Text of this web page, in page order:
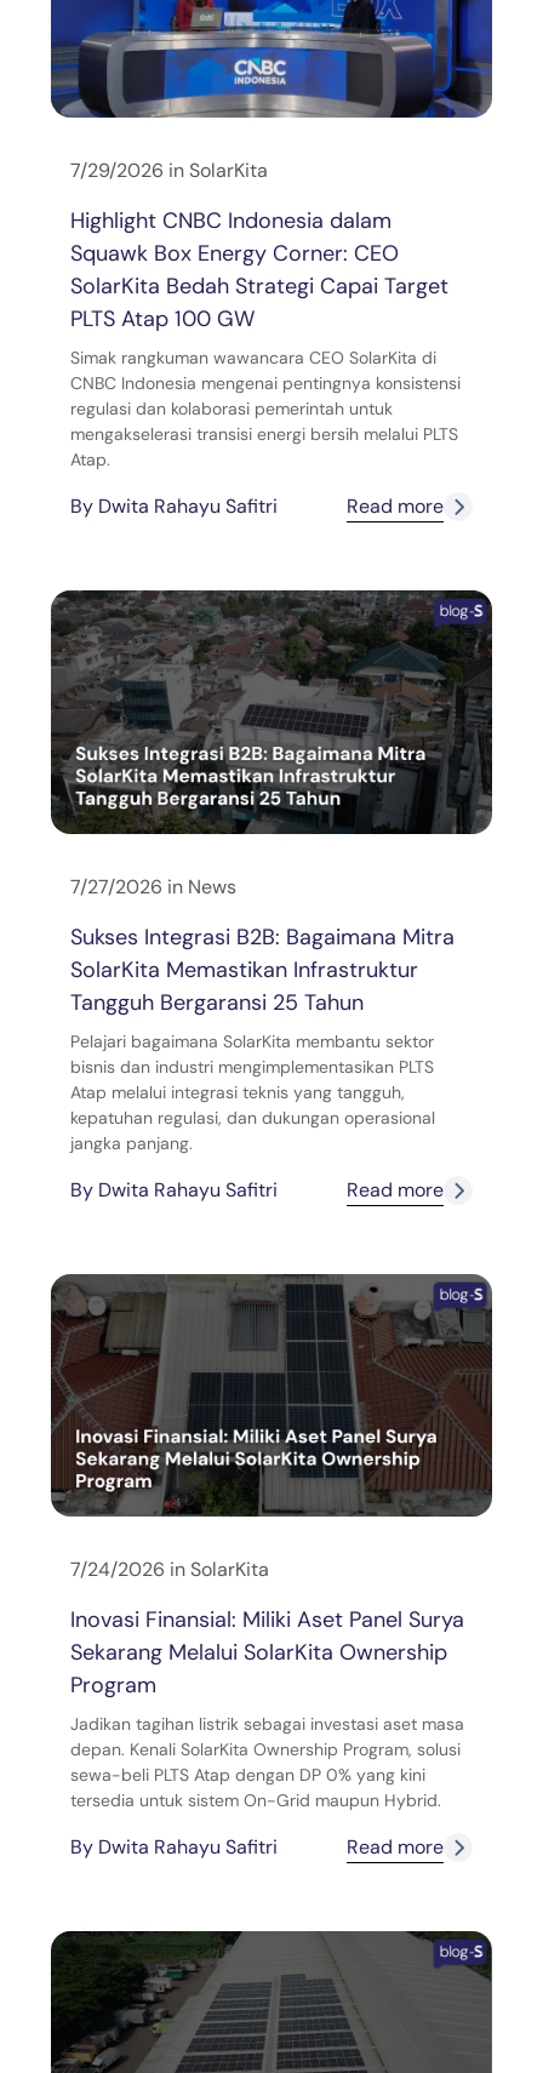
7/29/2026 inSolarKita
Highlight CNBC Indonesia dalam
Squawk Box Energy Corner: CEO
SolarKita Bedah Strategi Capai Target
PLTS Atap 100 GW
Simak rangkuman wawancara CEO SolarKita di
CNBC Indonesia mengenai pentingnya konsistensi
regulasi dan kolaborasi pemerintah untuk
mengakselerasi transisi energi bersih melalui PLTS
Atap.
By Dwita Rahayu Safitri Read more
7/27/2026 in News
Sukses Integrasi B2B: Bagaimana Mitra
SolarKita Memastikan Infrastruktur
Tangguh Bergaransi 25 Tahun
Pelajari bagaimana SolarKita membantu sektor
bisnis dan industri mengimplementasikan PLTS
Atap melalui integrasi teknis yang tangguh,
kepatuhan regulasi, dan dukungan operasional
jangka panjang.
By Dwita Rahayu Safitri Read more
7/24/2026 inSolarKita
Inovasi Finansial: Miliki Aset Panel Surya
Sekarang Melalui SolarKita Ownership
Program
Jadikan tagihan listrik sebagai investasi aset masa
depan. Kenali SolarKita Ownership Program, solusi
sewa-beli PLTS Atap dengan DP 0% yang kini
tersedia untuk sistem On-Grid maupun Hybrid.
By Dwita Rahayu Safitri Read more